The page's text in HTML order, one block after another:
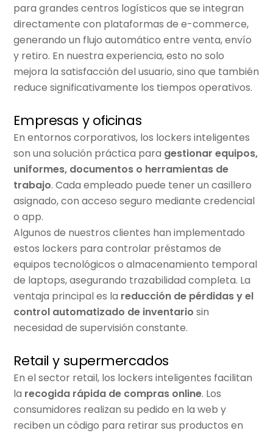
para grandes centros logísticos que se integran
directamente con plataformas de e-commerce,
generando un flujo automático entre venta, envío
y retiro. En nuestra experiencia, esto no solo
mejora la satisfacción del usuario, sino que también
reduce significativamente los tiempos operativos.
Empresas y oficinas
En entornos corporativos, los lockers inteligentes
son una solución práctica para gestionar equipos,
uniformes, documentos o herramientas de
trabajo. Cada empleado puede tener un casillero
asignado, con acceso seguro mediante credencial
o app.
Algunos de nuestros clientes han implementado
estos lockers para controlar préstamos de
equipos tecnológicos o almacenamiento temporal
de laptops, asegurando trazabilidad completa. La
ventaja principal es la reducción de pérdidas y el
control automatizado de inventario sin
necesidad de supervisión constante.
Retail y supermercados
En el sector retail, los lockers inteligentes facilitan
la recogida rápida de compras online. Los
consumidores realizan su pedido en la web y
reciben un código para retirar sus productos en